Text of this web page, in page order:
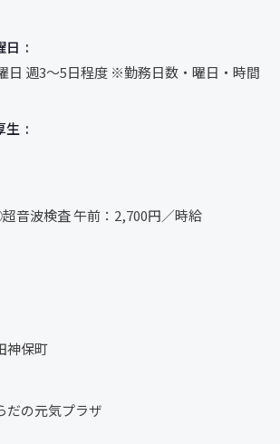
日
日 週3～5日程度 ※勤務日数・曜日・時間
生
音波検査 午前：2,700円／時給
神保町
だの元気プラザ